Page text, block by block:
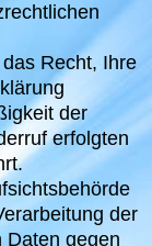
Recht, Ihre
der
erfolgten
der
Daten gegen